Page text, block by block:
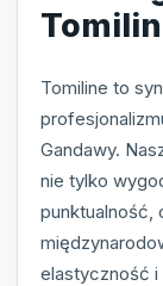
Tomiline to
Gandawy.
nie tylko
punktualność,
elastyczność i